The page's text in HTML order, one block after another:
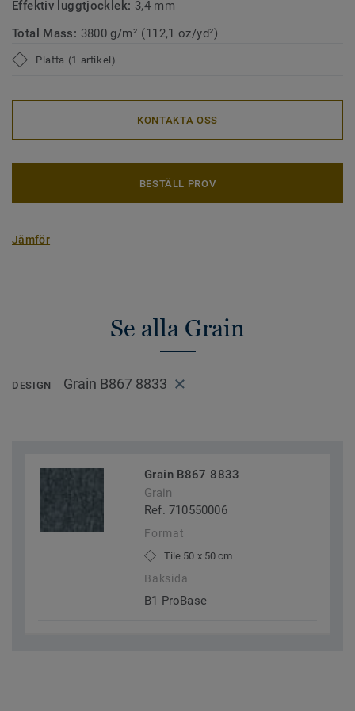
Effektiv luggtjocklek: 3,4 mm
Total Mass: 3800 g/m² (112,1 oz/yd²)
Platta (1 artikel)
KONTAKTA OSS
BESTÄLL PROV
Jämför
Se alla Grain
DESIGN Grain B867 8833
Grain B867 8833
Grain
Ref. 710550006
Format
Tile 50 x 50 cm
Baksida
B1 ProBase